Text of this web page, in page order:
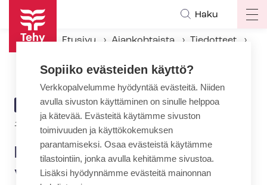
Hyppää
pääsisältöön
Haku
Etusivu Ajankohtaista
Tiedotteet
ARTIKKELIN
KATEGORIA
TIEDOTE
17.1.2025 | 10:41
Lotta Nuotio Tehyn
vastaavaksi vies­tin­tä­asian­
Sopiiko evästeiden käyttö?
Verkkopalvelumme hyödyntää evästeitä. Niiden
avulla sivuston käyttäminen on sinulle helppoa
ja kätevää. Evästeitä käytämme sivuston
toimivuuden ja käyttökokemuksen
parantamiseksi. Osaa evästeistä käytämme
tilastointiin, jonka avulla kehitämme sivustoa.
Lisäksi hyödynnämme evästeitä mainonnan